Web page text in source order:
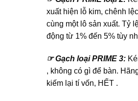
xuất hiện lỗ kim, chênh
cùng một lô sản xuất. Tỷ
động từ 1% đến 5% tùy
☞ Gạch loại PRIME 3:
, không có gì để bàn.
kiếm lại tí vốn, HẾT .